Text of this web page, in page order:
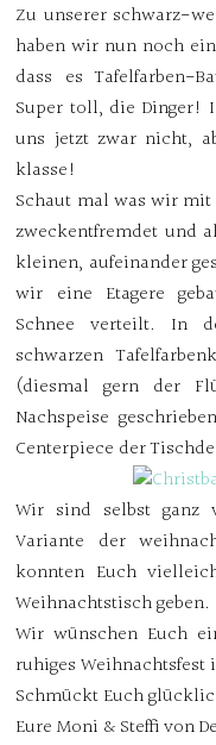
Zu unserer schwarz-
haben wir nun noch
dass es Tafelfarben-
Super toll, die Dinger!
uns jetzt zwar nicht,
klasse!
Schaut mal was wir
zweckentfremdet und
kleinen, aufeinander
wir eine Etagere
Schnee verteilt. In
schwarzen
(diesmal gern der
Nachspeise
Centerpiece der
Wir sind selbst ganz
Variante der
konnten Euch
Weihnachtstisch geben.
Wir wünschen Euch
ruhiges Weihnachtsfest
Schmückt Euch
Eure Moni & Steffi von